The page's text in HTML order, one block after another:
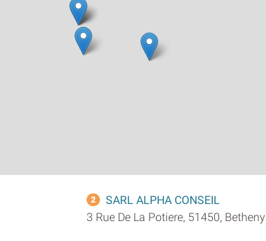
2
SARL ALPHA CONSEIL
3 Rue De La Potiere, 51450, Betheny